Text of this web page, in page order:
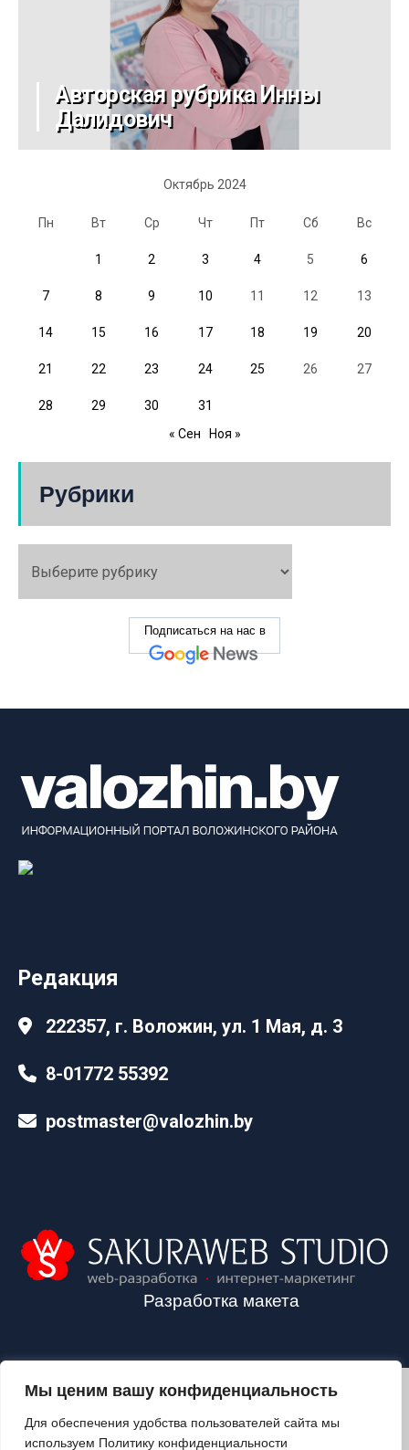
Мы ценим вашу конфиденциальность
Для обеспечения удобства пользователей сайта мы
используем Политику конфиденциальности
Авторская рубрика Инны
Далидович
Октябрь 2024
Пн Вт Ср Чт Пт Сб Вс
1 2 3 4 5 6
7 8 9 10 11 12 13
14 15 16 17 18 19 20
21 22 23 24 25 26 27
28 29 30
31
« Сен
Ноя »
Рубрики
Подписаться на нас в
Редакция
222357, г. Воложин, ул. 1 Мая, д. 3
8-01772 55392
postmaster@valozhin.by
Разработка макета
2024©VALOZHIN.BY - НОВОСТИ ВОЛОЖИНСКОГО РАЙОНА